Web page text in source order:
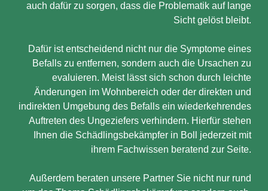
auch dafür zu sorgen, dass die Problematik auf lange
Sicht gelöst bleibt.
Dafür ist entscheidend nicht nur die Symptome eines
Befalls zu entfernen, sondern auch die Ursachen zu
evaluieren. Meist lässt sich schon durch leichte
Änderungen im Wohnbereich oder der direkten und
indirekten Umgebung des Befalls ein wiederkehrendes
Auftreten des Ungeziefers verhindern. Hierfür stehen
Ihnen die Schädlingsbekämpfer in Boll jederzeit mit
ihrem Fachwissen beratend zur Seite.
Außerdem beraten unsere Partner Sie nicht nur rund